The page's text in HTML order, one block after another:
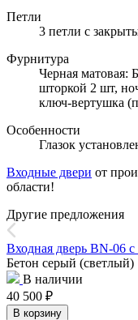
Петли
3 петли с
Фурнитура
Черная матовая:
шторкой 2 шт,
ключ-вертушка
Особенности
Глазок
Входные двери от
области!
Другие предложения
Входная дверь BN-06
Бетон серый (светлый)
В наличии
40 500 ₽
В корзину